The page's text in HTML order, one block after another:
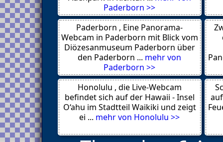
Aalen
Aldingen
Ellwangen
Ravensburg 88212
Deggingen unter Teck
Plochingen-Stumpenhof 73207
Titisee-Neustadt 79822
Oberstenfeld 71720
Bozen
Laichingen 89150
Tannheim 78052
Hornberg
Reutlingen-Oferdingen 72768
Metzingen 72555
Tuttlingen
Paderborn >>
Paderborn , Eine Panorama-
Webcam in Paderborn mit Blick vom
Diözesanmuseum Paderborn über
den Paderborn ... mehr von
Paderborn >>
Honolulu , die Live-Webcam
befindet sich auf der Hawaii - Insel
O‘ahu im Stadtteil Waikiki und zeigt
ei ... mehr von Honolulu >>